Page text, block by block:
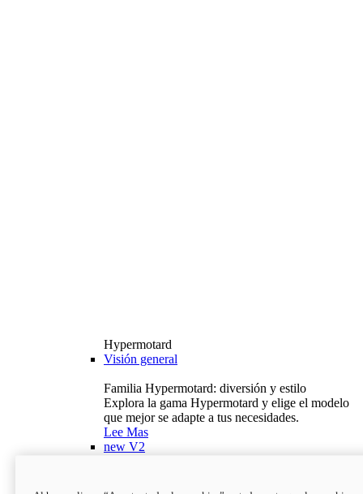
Hypermotard
Visión general
Familia Hypermotard: diversión y estilo
Explora la gama Hypermotard y elige el modelo
que mejor se adapte a tus necesidades.
Lee Mas
new V2
120,4 hp
Potencia